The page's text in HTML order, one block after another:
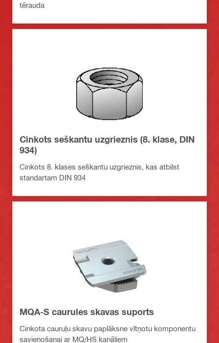
tērauda
Cinkots seškantu uzgrieznis (8. klase, DIN
934)
Cinkots 8. klases seškantu uzgrieznis, kas atbilst
standartam DIN 934
MQA-S caurules skavas suports
Cinkota cauruļu skavu paplāksne vītņotu komponentu
savienošanai ar MQ/HS kanāliem